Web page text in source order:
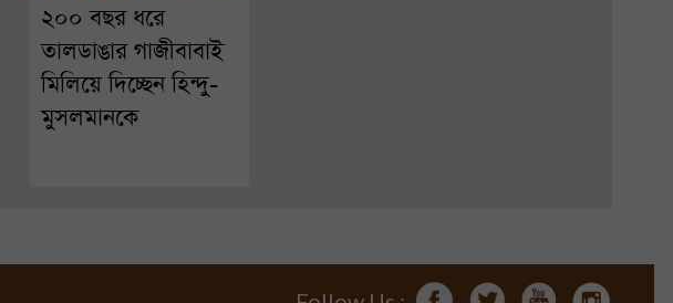
২০০ বছর ধরে
তালডাঙার গাজীবাবাই
মিলিয়ে দিচ্ছেন হিন্দু-
মুসলমানকে